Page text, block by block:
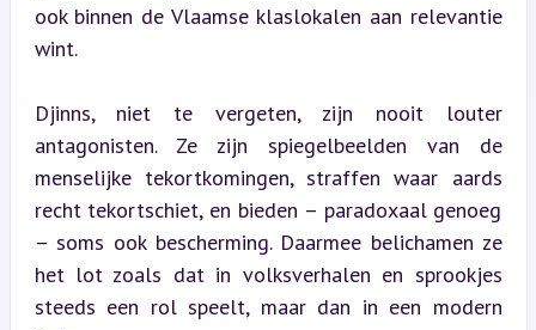
ook binnen de Vlaamse klaslokalen aan relevantie
wint.
Djinns, niet te vergeten, zijn nooit louter
antagonisten. Ze zijn spiegelbeelden van de
menselijke tekortkomingen, straffen waar aards
recht tekortschiet, en bieden – paradoxaal genoeg
– soms ook bescherming. Daarmee belichamen ze
het lot zoals dat in volksverhalen en sprookjes
steeds een rol speelt, maar dan in een modern